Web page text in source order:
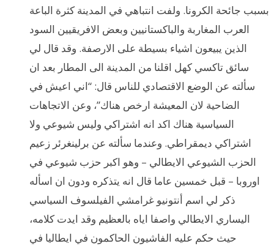
بسبب جائحة الكرونا. ولفت انتباهي في المدينة كثرة الباعة
العرب المغاربة والباكستانيين وبعض الافريقيين السود
الذين يبيعون اشياء بسيطة على الارصفة. وقد قال لي
سائق تاكسي كهل اقلنا من المدينة الى المطار بعد ان
سألته عن الوضع الاقتصادي للناس قال: “اني اعيش في
الضاحية لان المعيشة ارخص هناك”، وعن الاتجاهات
السياسية هناك اكد انه اشتراكي وليس شيوعي ولا
اشتراكي ديمقراطي. وعندما سألته عن برلينغرئر زعيم
الحزب الشيوعي الايطالي – وهو اكبر حزب شيوعي في
اوروبا – قبل خمسين عاما قال انه يتذكره ودون ان اسأله
ذكر لي اسم أنتونيو غرامشي الفيلسوف السياسي
اليساري الايطالي واصفا اياه بالعظيم وقد ايدت كلامه،
حيث حكم عليه الفاشيون الحاكمون في ايطاليا في